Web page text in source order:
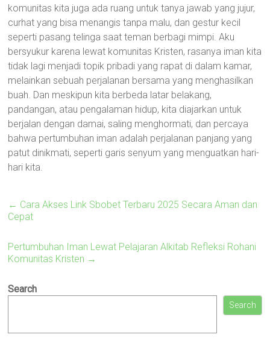
komunitas kita juga ada ruang untuk tanya jawab yang jujur,
curhat yang bisa menangis tanpa malu, dan gestur kecil
seperti pasang telinga saat teman berbagi mimpi. Aku
bersyukur karena lewat komunitas Kristen, rasanya iman kita
tidak lagi menjadi topik pribadi yang rapat di dalam kamar,
melainkan sebuah perjalanan bersama yang menghasilkan
buah. Dan meskipun kita berbeda latar belakang,
pandangan, atau pengalaman hidup, kita diajarkan untuk
berjalan dengan damai, saling menghormati, dan percaya
bahwa pertumbuhan iman adalah perjalanan panjang yang
patut dinikmati, seperti garis senyum yang menguatkan hari-
hari kita.
← Cara Akses Link Sbobet Terbaru 2025 Secara Aman dan
Cepat
Pertumbuhan Iman Lewat Pelajaran Alkitab Refleksi Rohani
Komunitas Kristen →
Search
Search